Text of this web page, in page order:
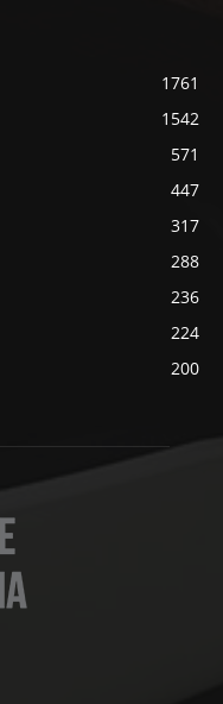
1761
1542
571
447
317
288
236
224
200